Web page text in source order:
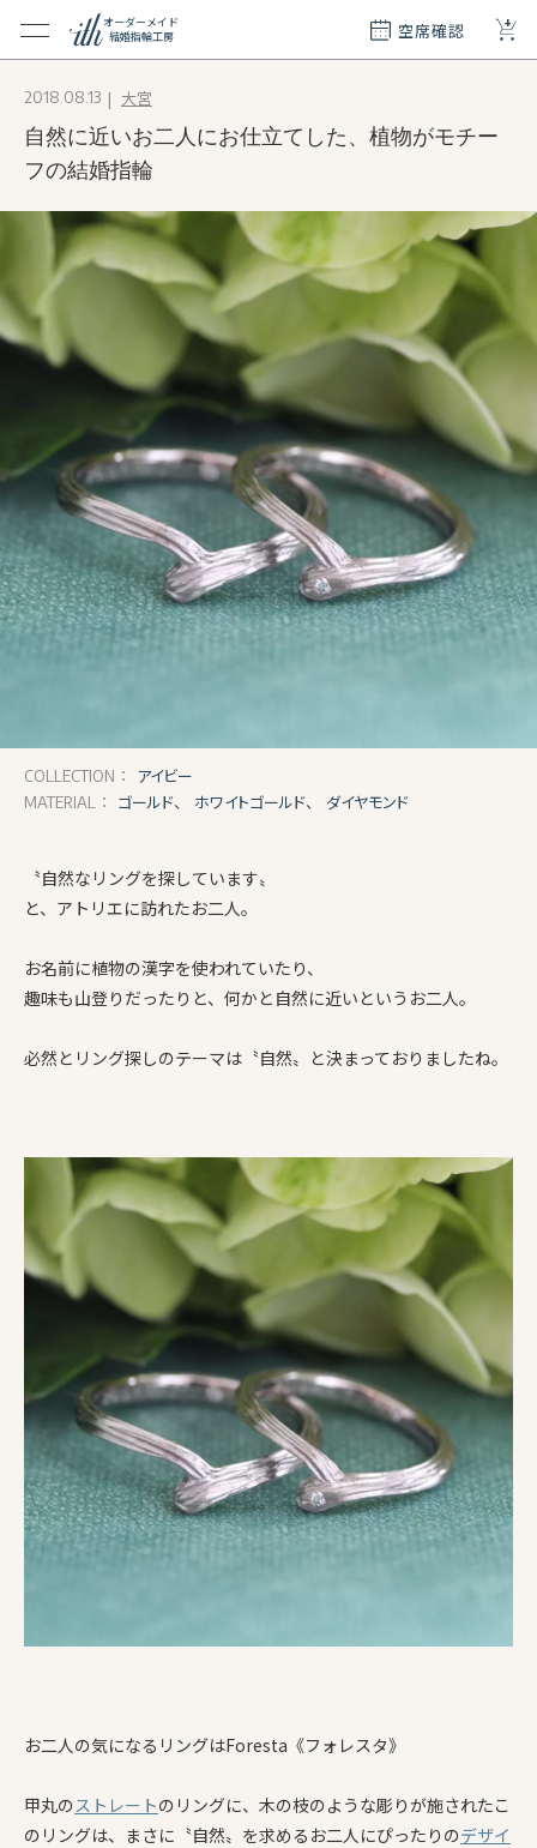
オーダーメイド
結婚指輪工房
空席確認 +
メイド
リー
問
2018.08.13 大宮
自然に近いお二人にお仕立てした、植物がモチー
フの結婚指輪
COLLECTION： アイビー
MATERIAL： ゴールド、 ホワイトゴールド、 ダイヤモンド
〝自然なリングを探しています〟
と、アトリエに訪れたお二人。
お名前に植物の漢字を使われていたり、
趣味も山登りだったりと、何かと自然に近いというお二人。
必然とリング探しのテーマは〝自然〟と決まっておりましたね。
お二人の気になるリングはForesta《フォレスタ》
甲丸のストレートのリングに、木の枝のような彫りが施されたこ
のリングは、まさに〝自然〟を求めるお二人にぴったりのデザイ